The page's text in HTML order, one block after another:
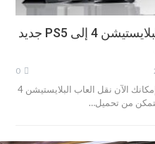
4 طرق لأجل نقل العاب البلايستيشن 4 إلى PS5 جديد
لدينا خبر سار نزفه لك حيث أصبح بإمكانك الآن نقل العاب البلايستيشن 4